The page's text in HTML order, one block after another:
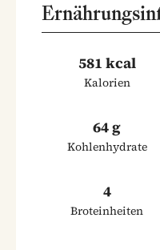
581 kcal
Kalorien
64 g
Kohlenhydrate
4
Broteinheiten